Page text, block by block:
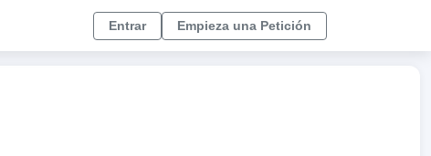
Entrar Empieza una Petición